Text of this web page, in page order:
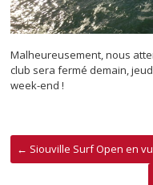
Malheureusement, nous
club sera fermé demain,
week-end !
← Siouville Surf Open en